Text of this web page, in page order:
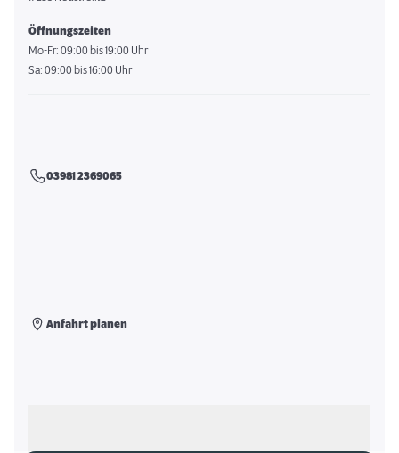
Öffnungszeiten
Mo-Fr: 09:00 bis 19:00 Uhr
Sa: 09:00 bis 16:00 Uhr
03981 2369065
Anfahrt planen